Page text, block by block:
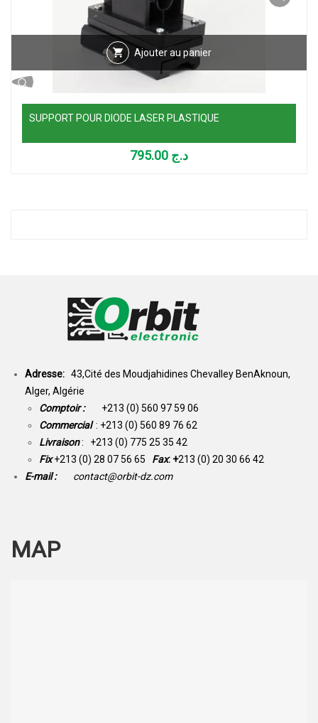
Ajouter au panier
SUPPORT POUR DIODE LASER PLASTIQUE
د.ج
Adresse: 43,Cité des Moudjahidines Chevalley BenAknoun,
Alger, Algérie
Comptoir : +213 (0) 560 97 59 06
Commercial : +213 (0) 560 89 76 62
Livraison: +213 (0) 775 25 35 42
Fix +213 (0) 28 07 56 65 Fax: +213 (0) 20 30 66 42
E-mail :
contact@orbit-dz.com
MAP